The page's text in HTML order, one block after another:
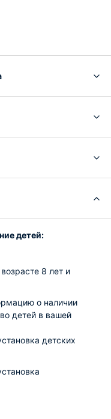
детей:
8 лет и
о наличии
детей в вашей
детских